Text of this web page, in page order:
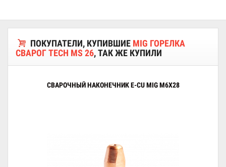
ПОКУПАТЕЛИ, КУПИВШИЕ MIG ГОРЕЛКА
СВАРОГ TECH MS 26, ТАК ЖЕ КУПИЛИ
СВАРОЧНЫЙ НАКОНЕЧНИК E-CU MIG M6X28